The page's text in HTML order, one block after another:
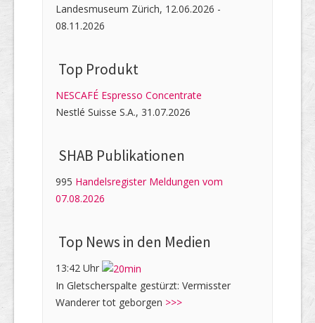
Landesmuseum Zürich, 12.06.2026 -
08.11.2026
Top Produkt
NESCAFÉ Espresso Concentrate
Nestlé Suisse S.A., 31.07.2026
SHAB Publi­kati­onen
995 Handelsregister Meldungen vom
07.08.2026
Top News in den Medien
13:42 Uhr
In Gletscherspalte gestürzt: Vermisster
Wanderer tot geborgen >>>